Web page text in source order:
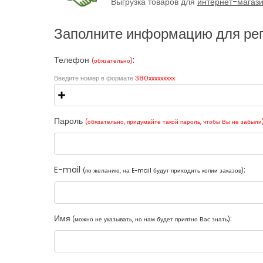
Заполните информацию для
Телефон (обязательно):
Введите номер в формате380xxxxxxxxx
Пароль (обязательно, придумайте такой пароль, чтобы Вы не забыли)
E-mail (по желанию, на E-mail будут приходить копии заказов):
Имя (можно не указывать, но нам будет приятно Вас знать):